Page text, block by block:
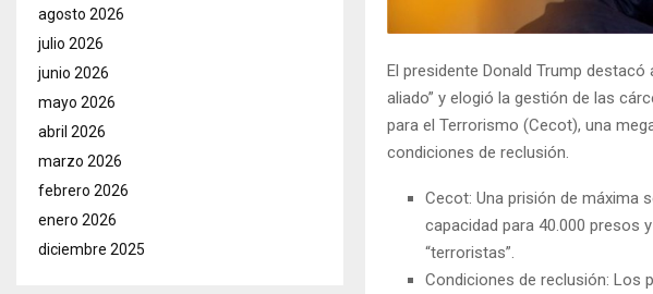
El presidente Donald Trump destacó
aliado” y elogió la gestión de las
para el Terrorismo (Cecot), una
condiciones de reclusión.
Cecot: Una prisión de máxima
capacidad para 40.000 presos
“terroristas”.
Condiciones de reclusión: Los
agosto 2026
julio 2026
junio 2026
mayo 2026
abril 2026
marzo 2026
febrero 2026
enero 2026
diciembre 2025